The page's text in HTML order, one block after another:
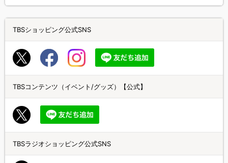
TBSショッピング公式SNS
TBSコンテンツ（イベント/グッズ）【公式】
TBSラジオショッピング公式SNS